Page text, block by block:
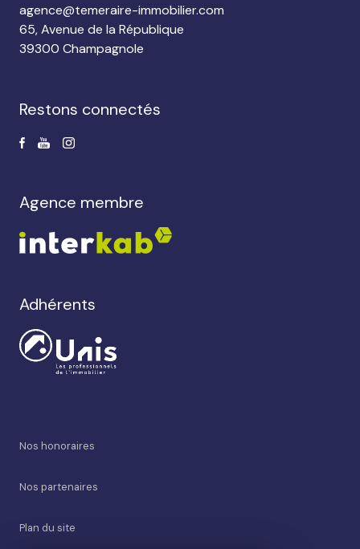
agence@temeraire-immobilier.com
65, Avenue de la République
39300 Champagnole
restons connectés
agence membre
Adhérents
Nos honoraires
Nos partenaires
Plan du site